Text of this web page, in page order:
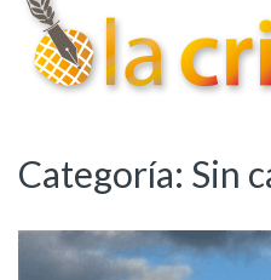
blog agroalimentario
Categoría: Sin